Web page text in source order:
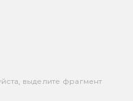
выделите фрагмент